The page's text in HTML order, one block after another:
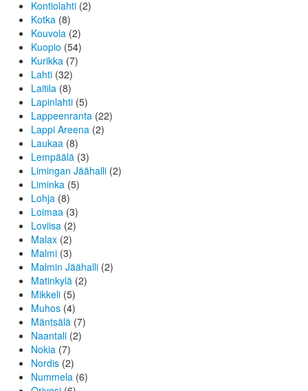
Kontiolahti (2)
Kotka (8)
Kouvola (2)
Kuopio (54)
Kurikka (7)
Lahti (32)
Laitila (8)
Lapinlahti (5)
Lappeenranta (22)
Lappi Areena (2)
Laukaa (8)
Lempäälä (3)
Limingan Jäähalli (2)
Liminka (5)
Lohja (8)
Loimaa (3)
Loviisa (2)
Malax (2)
Malmi (3)
Malmin Jäähalli (2)
Matinkylä (2)
Mikkeli (5)
Muhos (4)
Mäntsälä (7)
Naantali (2)
Nokia (7)
Nordis (2)
Nummela (6)